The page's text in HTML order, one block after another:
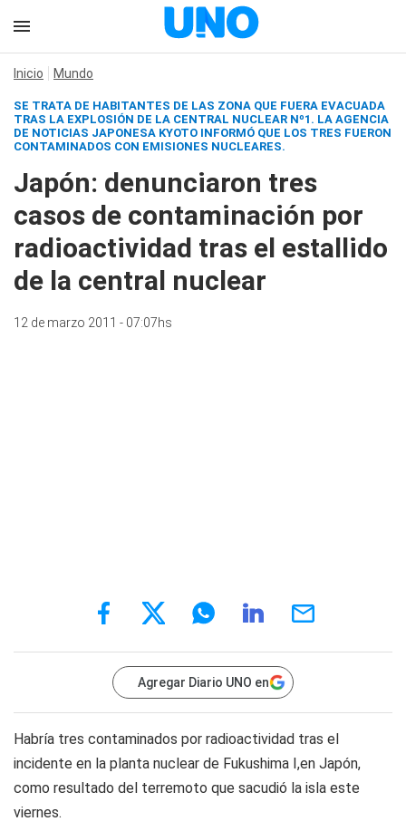
Inicio Mundo
SE TRATA DE HABITANTES DE LAS ZONA QUE FUERA EVACUADA
TRAS LA EXPLOSIÓN DE LA CENTRAL NUCLEAR Nº1. LA AGENCIA
DE NOTICIAS JAPONESA KYOTO INFORMÓ QUE LOS TRES FUERON
CONTAMINADOS CON EMISIONES NUCLEARES.
Japón: denunciaron tres
casos de contaminación por
radioactividad tras el estallido
de la central nuclear
12 de marzo 2011 - 07:07hs
Agregar Diario UNO en
Habría tres contaminados por radioactividad tras el
incidente en la planta nuclear de Fukushima I,en Japón,
como resultado del terremoto que sacudió la isla este
viernes.